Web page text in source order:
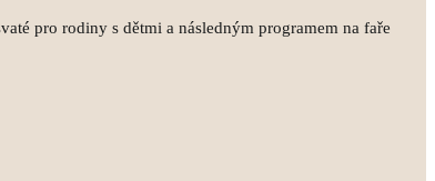
pro rodiny s dětmi a následným programem na faře